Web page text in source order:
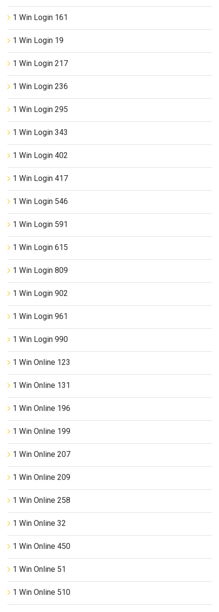
1 Win Login 161
1 Win Login 19
1 Win Login 217
1 Win Login 236
1 Win Login 295
1 Win Login 343
1 Win Login 402
1 Win Login 417
1 Win Login 546
1 Win Login 591
1 Win Login 615
1 Win Login 809
1 Win Login 902
1 Win Login 961
1 Win Login 990
1 Win Online 123
1 Win Online 131
1 Win Online 196
1 Win Online 199
1 Win Online 207
1 Win Online 209
1 Win Online 258
1 Win Online 32
1 Win Online 450
1 Win Online 51
1 Win Online 510